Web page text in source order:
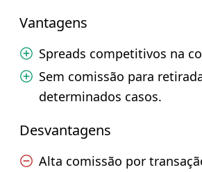
Vantagens
Spreads competitivos na
Sem comissão para
determinados casos.
Desvantagens
Alta comissão por